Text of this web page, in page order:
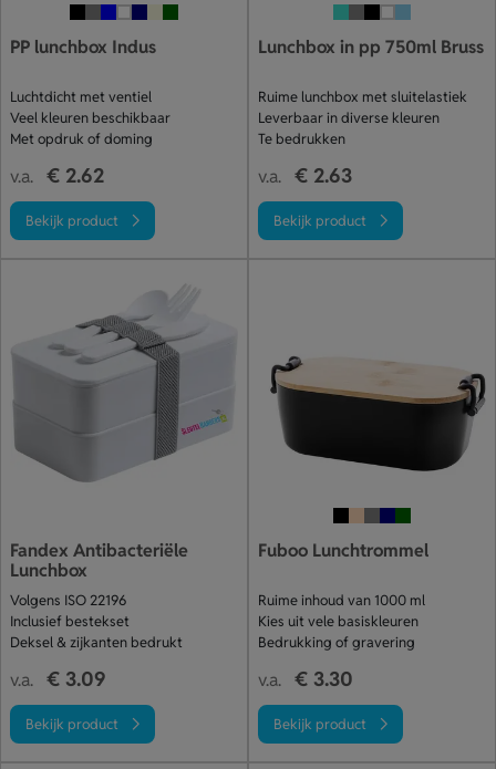
PP lunchbox Indus
Luchtdicht met ventiel
Veel kleuren beschikbaar
Met opdruk of doming
v.a. € 2.62
Bekijk product
Lunchbox in pp 750ml Bruss
Ruime lunchbox met sluitelastiek
Leverbaar in diverse kleuren
Te bedrukken
v.a. € 2.63
Bekijk product
Fandex Antibacteriële
Lunchbox
Volgens ISO 22196
Inclusief bestekset
Deksel & zijkanten bedrukt
v.a. € 3.09
Bekijk product
Fuboo Lunchtrommel
Ruime inhoud van 1000 ml
Kies uit vele basiskleuren
Bedrukking of gravering
v.a. € 3.30
Bekijk product